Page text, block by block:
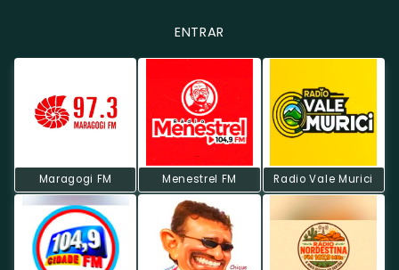
ENTRAR
Maragogi FM Menestrel FM Radio Vale Murici